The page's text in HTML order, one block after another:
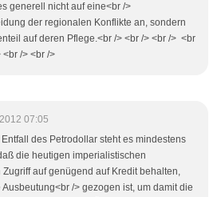
generell nicht auf eine<br />
der regionalen Konflikte an, sondern
auf deren Pflege.<br /> <br /> <br /> <br
<br /> <br />
07:05
des Petrodollar steht es mindestens
die heutigen imperialistischen
Zugriff auf genügend auf Kredit behalten,
/> gezogen ist, um damit die